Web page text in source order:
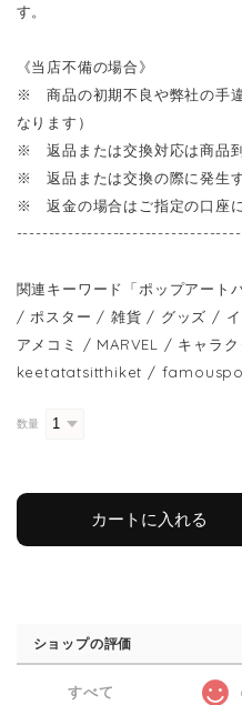
す。
《当店不備の場合》
※ 商品の初期不良や弊社の手違
なります）
※ 返品または交換対応は商品到
※ 返品または交換の際に発生す
※ 返金の場合はご指定の口座に
関連キーワード「ポップアー
/ ポスター / 雑貨 / グッズ /
アメコミ / MARVEL / キャラ
keetatatsitthiket /
数量
カートに入れる
ショップの評価
すべて